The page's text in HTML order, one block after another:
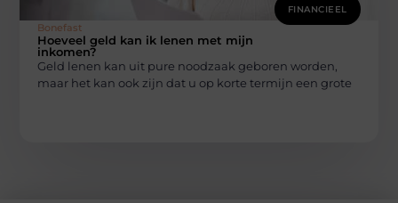
FINANCIEEL
Bonefast
Hoeveel geld kan ik lenen met mijn
inkomen?
Geld lenen kan uit pure noodzaak geboren worden,
maar het kan ook zijn dat u op korte termijn een grote